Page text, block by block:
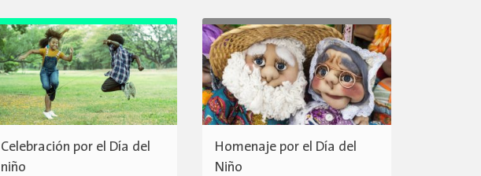
Celebración por el Día del
niño
Homenaje por el Día del
Niño